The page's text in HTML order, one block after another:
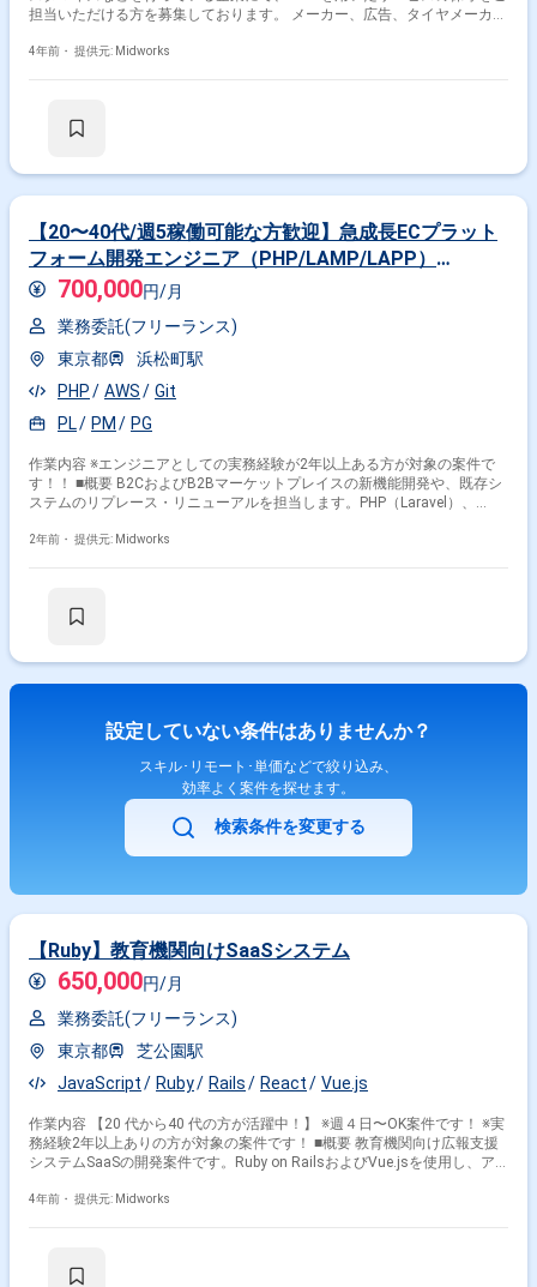
担当いただける方を募集しております。 メーカー、広告、タイヤメーカー
す。 ■具体的な作業内容 ・顧客からの問い合わせ対応を含む運用業務 ・ソ
ートメンバー数名 ■開発環境： ■プラットフォーム：Salesforce AWSが
4年前・ 提供元: Midworks
【20〜40代/週5稼働可能な方歓迎】急成長ECプラット
フォーム開発エンジニア（PHP/LAMP/LAPP）
【PHP】
700,000円/月
業務委託(フリーランス)
東京都
浜松町駅
PHP
AWS
Git
PL
PM PG
作業内容 ※エンジニアとしての実務経験が2年以上ある方が対象の案件で
す！！ ■概要 B2CおよびB2Bマーケットプレイスの新機能開発や、既存シ
ステムのリプレース・リニューアルを担当します。PHP（Laravel）、
ます。AWSやHeroku環境でのインフラ設計・構築経験も活かせます。 ■具
およびコーディング ・タスク管理およびチーム内での意見交換
2年前・ 提供元: Midworks
設定していない条件はありませんか？
スキル･リモート･単価などで絞り込み、
効率よく案件を探せます。
検索条件を変更する
【Ruby】教育機関向けSaaSシステム
650,000円/月
業務委託(フリーランス)
東京都
芝公園駅
JavaScript
Ruby Rails React Vue.js
作業内容 【20 代から40 代の方が活躍中！】 ※週４日〜OK案件です！ ※実
務経験2年以上ありの方が対象の案件です！ ■概要 教育機関向け広報支援
システムSaaSの開発案件です。Ruby on RailsおよびVue.jsを使用し、ア
を使用し、モニタリングやCI/CDツールも導入されています。 ■具体的な
イル開発に参加 勤務開始時には、プロジェクトの一員として、コミュニケ
4年前・ 提供元: Midworks